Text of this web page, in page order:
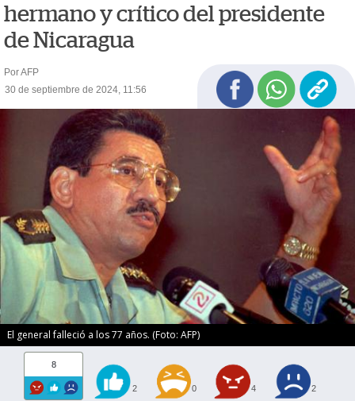
hermano y crítico del presidente
de Nicaragua
Por AFP
30 de septiembre de 2024, 11:56
El general falleció a los 77 años. (Foto: AFP)
8
2 0 4 2